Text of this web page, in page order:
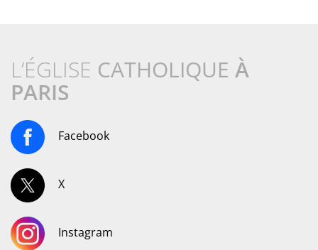
L’ÉGLISE CATHOLIQUE À
PARIS
Facebook
X
Instagram